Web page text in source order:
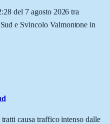
del 7 agosto 2026 tra
e Svincolo Valmontone in
causa traffico intenso dalle